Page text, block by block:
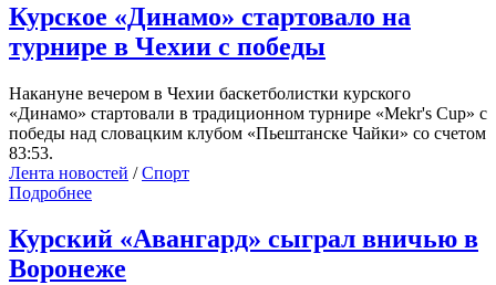
Курское «Динамо» стартовало на
турнире в Чехии с победы
Накануне вечером в Чехии баскетболистки курского
«Динамо» стартовали в традиционном турнире «Mekr's Cup» с
победы над словацким клубом «Пьештанске Чайки» со счетом
83:53.
Лента новостей /Спорт
Подробнее
Курский «Авангард» сыграл вничью в
Воронеже